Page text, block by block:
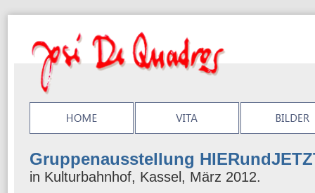
Gruppenausstellung
in Kulturbahnhof, Kassel, März 2012.